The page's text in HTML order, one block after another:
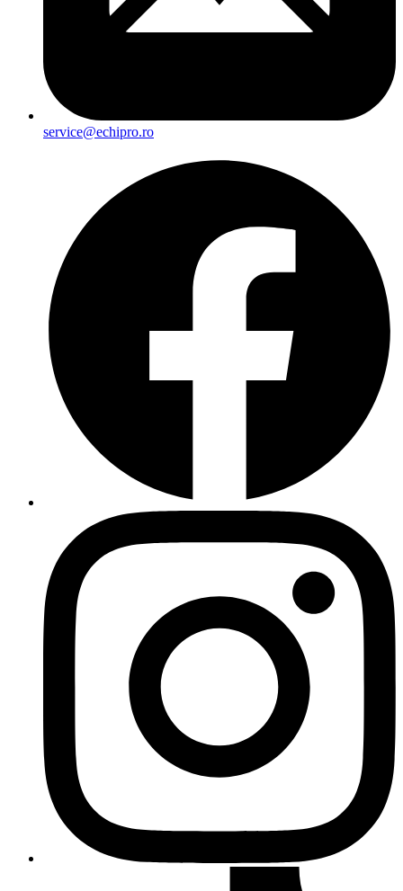
service@echipro.ro